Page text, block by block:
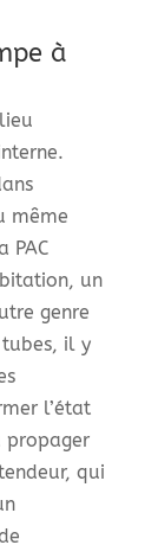
à
même
PAC
un
genre
il y
l’état
propager
qui